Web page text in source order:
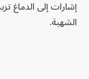
إشارات إلى الدماغ
الشهية.